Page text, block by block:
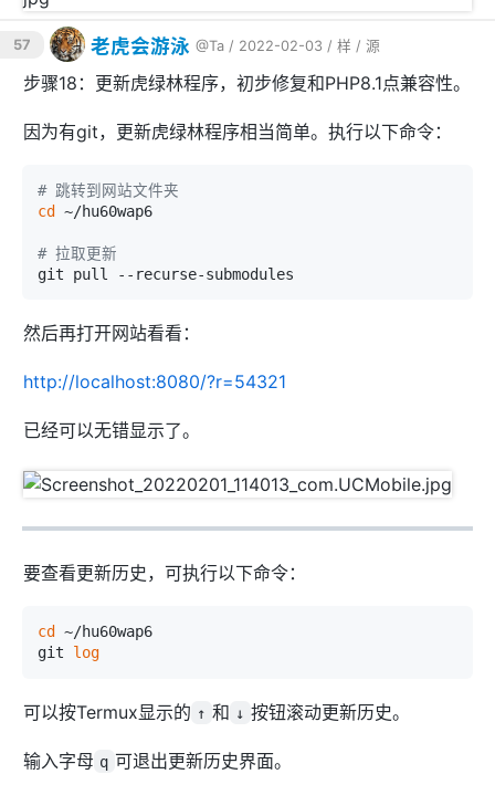
57 老虎会游泳 @Ta / 2022-02-03 / 样 / 源
步骤18：更新虎绿林程序，初步修复和PHP8.1点兼容性。
因为有git，更新虎绿林程序相当简单。执行以下命令：
# 跳转到网站文件夹
cd ~/hu60wap6
# 拉取更新
然后再打开网站看看：
http://localhost:8080/?r=54321
已经可以无错显示了。
要查看更新历史，可执行以下命令：
cd ~/hu60wap6
git log
可以按Termux显示的 ↑ 和 ↓ 按钮滚动更新历史。
输入字母 q 可退出更新历史界面。